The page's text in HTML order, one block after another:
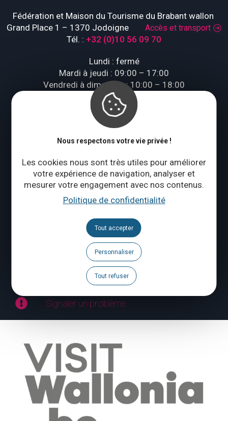
Nous respectons votre vie privée !
Les cookies nous sont très utiles pour améliorer
votre expérience de navigation, analyser et
mesurer votre engagement avec nos contenus.
Politique de confidentialité
Tout accepter
Personnaliser
Tout refuser
Fédération et Maison du Tourisme du Brabant wallon
Grand Place 1 – 1370 Jodoigne Accès et transport
Tél. : +32 (0)10 56 09 70
Lundi : fermé
Mardi à jeudi : 09:00 – 17:00
Vendredi à dimanche : 10:00 – 18:00
Qui sommes-nous ?
Suivez-nous
Brochures
Espace Pro
Espace Presse
Signaler un problème